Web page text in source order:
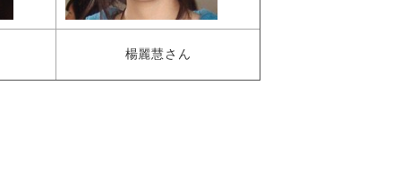
楊麗慧さん